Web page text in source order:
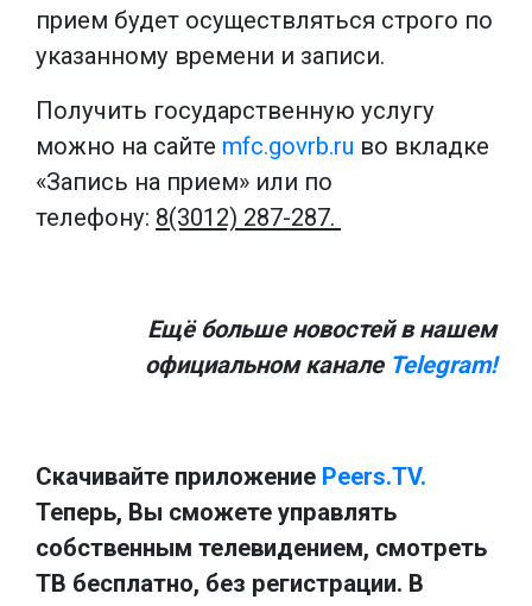
прием будет осуществляться строго по
указанному времени и записи.
Получить государственную услугу
можно на сайте mfc.govrb.ru во вкладке
«Запись на прием» или по
телефону: 8(3012) 287-287.
Ещё больше новостей в нашем
официальном канале Telegram!
Скачивайте приложение Peers.TV.
Теперь, Вы сможете управлять
собственным телевидением, смотреть
ТВ бесплатно, без регистрации. В